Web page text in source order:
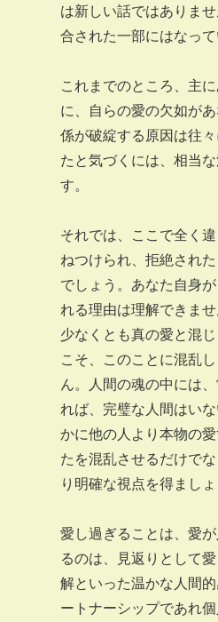
は新しい話ではありま
合された一部にはなって
これまでのところ、主
に、自らの愛の欠如が
係が破綻する原因は往
たと気づくには、相当
す。
それでは、ここで全く
ねつけられ、拒絶され
でしょう。あなた自身
れる理由は理解できま
少なくとも真の愛と混
こそ、このことに混乱
ん。人間の魂の中には
れば、完璧な人間はい
かに他の人より本物の
たを混乱させるだけで
り明確な視点を得ましょ
愛し過ぎることは、愛
るのは、見返りとして
解といった温かな人間
ートナーシップであれ